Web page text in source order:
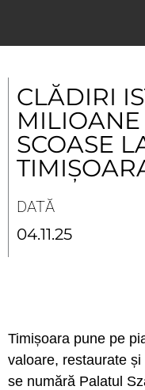
content
CLĂDIRI
SCOASE
DATĂ
04.11.25
Timișoara pune pe
valoare, restaurate
se numără Palatul